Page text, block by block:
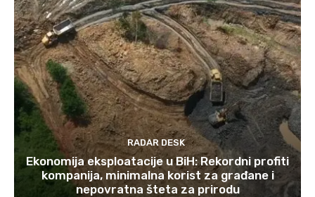
RADAR DESK
Ekonomija eksploatacije u BiH: Rekordni profiti
kompanija, minimalna korist za građane i
nepovratna šteta za prirodu